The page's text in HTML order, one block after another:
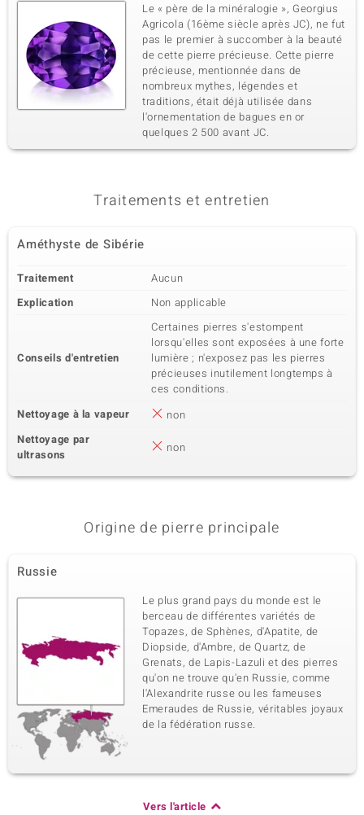
Le « père de la minéralogie », Georgius
Agricola (16ème siècle après JC), ne fut
pas le premier à succomber à la beauté
de cette pierre précieuse. Cette pierre
précieuse, mentionnée dans de
nombreux mythes, légendes et
traditions, était déjà utilisée dans
l'ornementation de bagues en or
quelques 2 500 avant JC.
Traitements et entretien
Améthyste de Sibérie
Traitement
Aucun
Explication
Non applicable
Conseils d'entretien
Certaines pierres s'estompent
lorsqu'elles sont exposées à une forte
lumière ; n'exposez pas les pierres
précieuses inutilement longtemps à
ces conditions.
Nettoyage à la vapeur
non
Nettoyage par
ultrasons
non
Origine de pierre principale
Russie
Le plus grand pays du monde est le
berceau de différentes variétés de
Topazes, de Sphènes, d'Apatite, de
Diopside, d'Ambre, de Quartz, de
Grenats, de Lapis-Lazuli et des pierres
qu'on ne trouve qu'en Russie, comme
l'Alexandrite russe ou les fameuses
Emeraudes de Russie, véritables joyaux
de la fédération russe.
Vers l'article